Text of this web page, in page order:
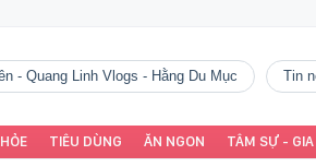
- Quang Linh Vlogs - Hằng Du Mục tin
TIÊU DÙNG ĂN NGON TÂM SỰ -